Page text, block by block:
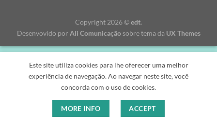
Copyright 2026 ©edt.
Desenvovido por Ali Comunicaçãosobre tema da UX Themes
Este site utiliza cookies para lhe oferecer uma melhor
experiência de navegação. Ao navegar neste site, você
concorda com o uso de cookies.
MORE INFO ACCEPT